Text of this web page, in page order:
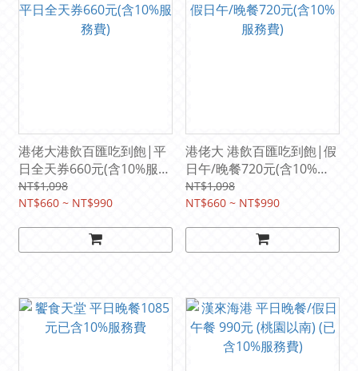
港佬大港飲百匯吃到飽|平
日全天券660元(含10%服務
費)
NT$1,098
NT$660 ~ NT$990
港佬大 港飲百匯吃到飽|假
日午/晚餐720元(含10%服
務費)
NT$1,098
NT$660 ~ NT$990